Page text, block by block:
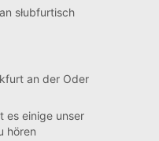
słubfurtisch
an der Oder
es einige unser
hören